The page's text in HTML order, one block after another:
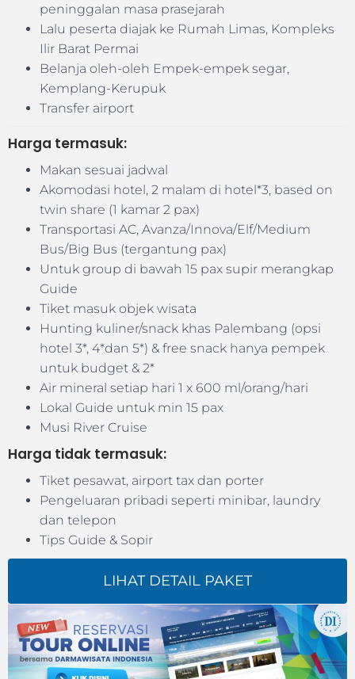
peninggalan masa prasejarah
Lalu peserta diajak ke Rumah Limas, Kompleks
Ilir Barat Permai
Belanja oleh-oleh Empek-empek segar,
Kemplang-Kerupuk
Transfer airport
Harga termasuk:
Makan sesuai jadwal
Akomodasi hotel, 2 malam di hotel*3, based on
twin share (1 kamar 2 pax)
Transportasi AC, Avanza/Innova/Elf/Medium
Bus/Big Bus (tergantung pax)
Untuk group di bawah 15 pax supir merangkap
Guide
Tiket masuk objek wisata
Hunting kuliner/snack khas Palembang (opsi
hotel 3*, 4*dan 5*) & free snack hanya pempek
untuk budget & 2*
Air mineral setiap hari 1 x 600 ml/orang/hari
Lokal Guide untuk min 15 pax
Musi River Cruise
Harga tidak termasuk:
Tiket pesawat, airport tax dan porter
Pengeluaran pribadi seperti minibar, laundry
dan telepon
Tips Guide & Sopir
LIHAT DETAIL PAKET